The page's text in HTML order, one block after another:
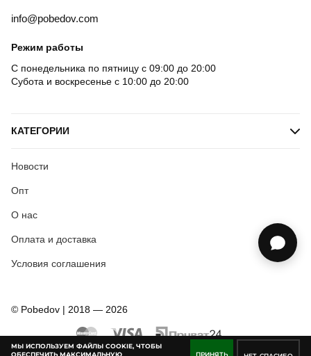
МЫ ИСПОЛЬЗУЕМ ФАЙЛЫ COOKIE, ЧТОБЫ
ОБЕСПЕЧИТЬ МАКСИМАЛЬНУЮ
ПРИНЯТЬ
info@pobedov.com
Режим работы
С понедельника по пятницу с 09:00 до 20:00
Субота и воскресенье с 10:00 до 20:00
КАТЕГОРИИ
Новости
Опт
О нас
Оплата и доставка
Условия соглашения
© Pobedov | 2018 — 2026